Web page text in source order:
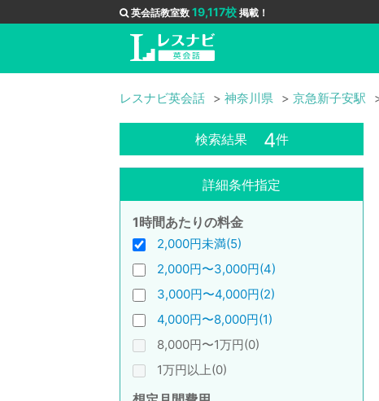
英会話教室数 19,117校 掲載！
レスナビ英会話 神奈川県 京急新子安駅
検索結果 4件
詳細条件指定
1時間あたりの料金
2,000円未満(5)
2,000円〜3,000円(4)
3,000円〜4,000円(2)
4,000円〜8,000円(1)
8,000円〜1万円(0)
1万円以上(0)